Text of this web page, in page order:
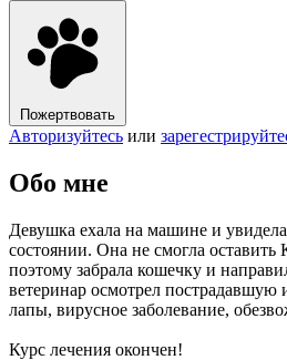
Пожертвовать
Авторизуйтесь или
Обо мне
Девушка ехала на машине и
состоянии. Она не смогла
поэтому забрала кошечку и
ветеринар осмотрел пострадавшую
лапы, вирусное заболевание,
Курс лечения окончен!